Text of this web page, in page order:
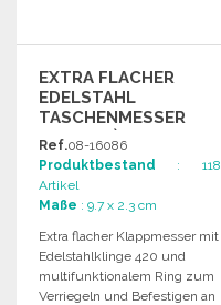
EXTRA FLACHER
EDELSTAHL
TASCHENMESSER
MIT BELIÈRE
Ref.08-16086
Produktbestand : 118
Artikel
Maße : 9.7 x 2.3 cm
Extra flacher Klappmesser mit
Edelstahlklinge 420 und
multifunktionalem Ring zum
Verriegeln und Befestigen an